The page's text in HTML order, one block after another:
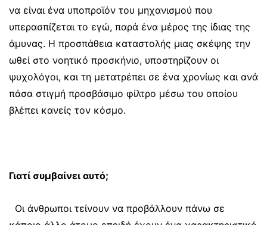
να είναι ένα υποπροϊόν του μηχανισμού που
υπερασπίζεται το εγώ, παρά ένα μέρος της ίδιας της
άμυνας. Η προσπάθεια καταστολής μιας σκέψης την
ωθεί στο νοητικό προσκήνιο, υποστηρίζουν οι
ψυχολόγοι, και τη μετατρέπει σε ένα χρονίως και ανά
πάσα στιγμή προσβάσιμο φίλτρο μέσω του οποίου
βλέπει κανείς τον κόσμο.
Γιατί συμβαίνει αυτό;
Οι άνθρωποι τείνουν να προβάλλουν πάνω σε